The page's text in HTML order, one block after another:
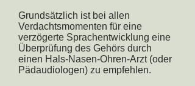
Grundsätzlich ist bei allen
Verdachtsmomenten für eine
verzögerte Sprachentwicklung eine
Überprüfung des Gehörs durch
einen Hals-Nasen-Ohren-Arzt (oder
Pädaudiologen) zu empfehlen.